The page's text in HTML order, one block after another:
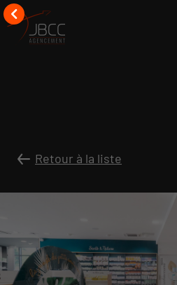
Retour à la liste